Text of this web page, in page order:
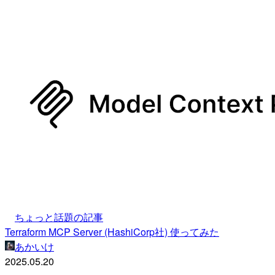
ちょっと話題の記事
Terraform MCP Server (HashiCorp社) 使ってみた
あかいけ
2025.05.20